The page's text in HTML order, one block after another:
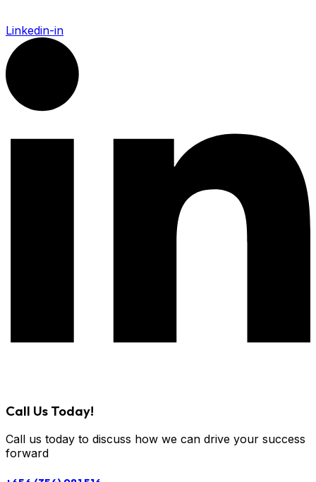
Linkedin-in
Call Us Today!
Call us today to discuss how we can drive your success
forward